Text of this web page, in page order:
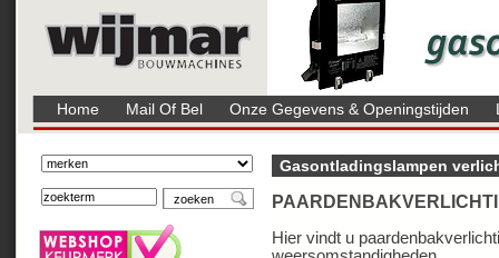
Home Mail Of Bel Onze Gegevens & Openingstijden
Gasontladingslampen
Hier vindt u